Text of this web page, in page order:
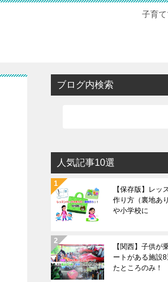
子育
ブログ内検索
人気記事10選
【保存版】レッ
作り方（裏地あ
や小学校に
【関西】子供が
ートがある施設
たところのみ！